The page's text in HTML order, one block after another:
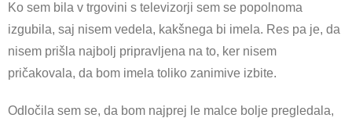
Ko sem bila v trgovini s televizorji sem se popolnoma
izgubila, saj nisem vedela, kakšnega bi imela. Res pa je, da
nisem prišla najbolj pripravljena na to, ker nisem
pričakovala, da bom imela toliko zanimive izbite.
Odločila sem se, da bom najprej le malce bolje pregledala,